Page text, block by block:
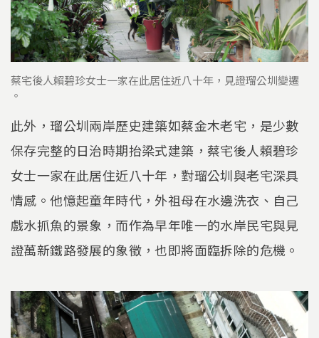
蔡宅後人賴碧珍女士一家在此居住近八十年，見證瑠公圳變遷
。
此外，瑠公圳兩岸歷史建築如蔡金木老宅，是少數
保存完整的日治時期抬梁式建築，蔡宅後人賴碧珍
女士一家在此居住近八十年，對瑠公圳與老宅深具
情感。他憶起童年時代，外祖母在水邊洗衣、自己
戲水抓魚的景象，而作為早年唯一的水岸民宅與見
證萬新鐵路發展的象徵，也即將面臨拆除的危機。